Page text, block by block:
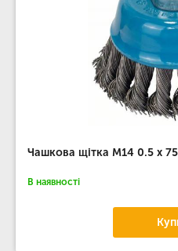
Чашкова щітка M14 0.5 х
В наявності